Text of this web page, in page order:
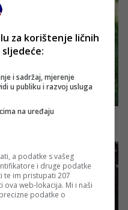
za korištenje ličnih
i sadržaj, mjerenje
u publiku i razvoj usluga
na uređaju
a podatke s vašeg
i druge podatke
te im pristupati 207
web-lokacija. Mi i naši
podatke o